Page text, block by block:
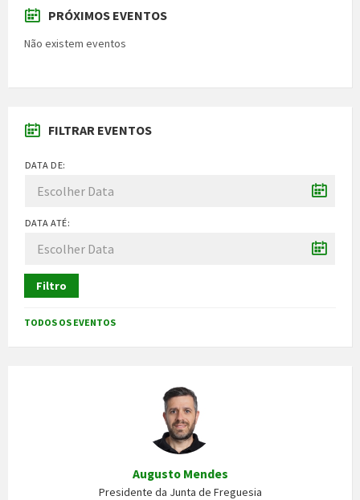
PRÓXIMOS EVENTOS
Não existem eventos
FILTRAR EVENTOS
DATA DE:
DATA ATÉ:
Filtro
TODOS OS EVENTOS
Augusto Mendes
Presidente da Junta de Freguesia